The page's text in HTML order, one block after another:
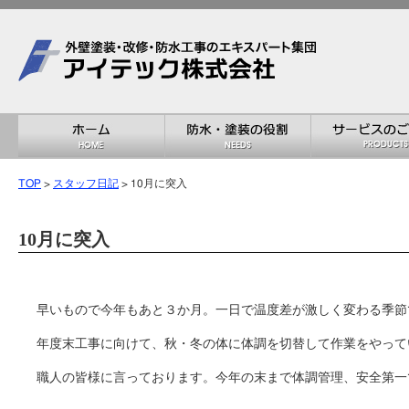
TOP > スタッフ日記 > 10月に突入
10月に突入
早いもので今年もあと３か月。一日で温度差が激しく変わる季
年度末工事に向けて、秋・冬の体に体調を切替して作業をやっ
職人の皆様に言っております。今年の末まで体調管理、安全第